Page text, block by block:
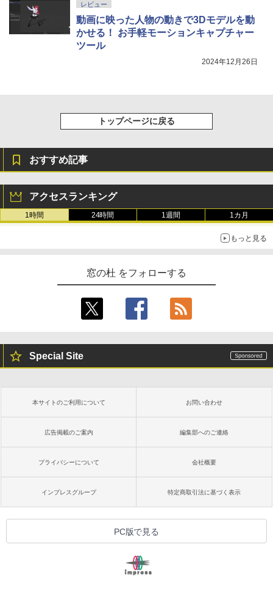
￥115,980
レビュー
動画に映った人物の動きで3Dモデルを動
かせる！ お手軽モーションキャプチャー
ツール
2024年12月26日
トップページに戻る
おすすめ記事
アクセスランキング
1時間 24時間 1週間 1カ月
もっと見る
窓の杜 をフォローする
Special Site
本サイトのご利用について お問い合わせ
広告掲載のご案内 編集部へのご連絡
プライバシーについて 会社概要
インプレスグループ 特定商取引法に基づく表示
PC版で見る